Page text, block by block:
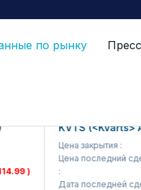
по рынку
)
KVTS (<Kvarts> AJ)
Цена закрытия :
Цена последний сделки
Дата последней сделки